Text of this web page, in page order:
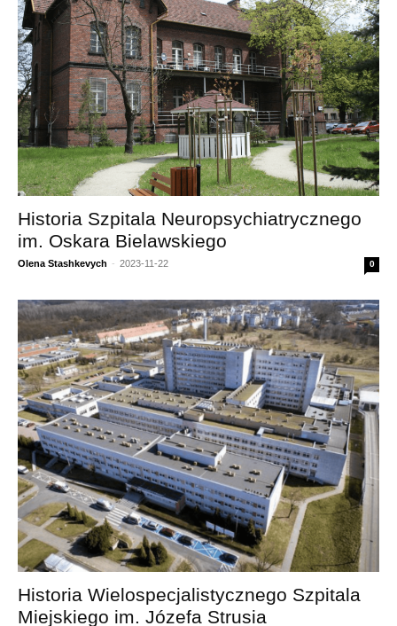
Historia Szpitala Neuropsychiatrycznego
im. Oskara Bielawskiego
Olena Stashkevych - 2023-11-22 0
Historia Wielospecjalistycznego Szpitala
Miejskiego im. Józefa Strusia